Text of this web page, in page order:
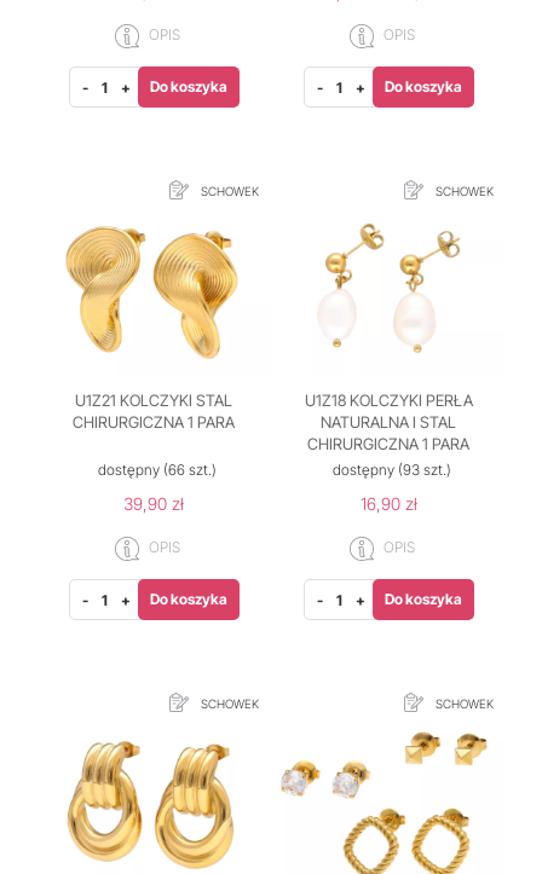
OPIS
- + Do koszyka
OPIS
- + Do koszyka
SCHOWEK
U1Z21 KOLCZYKI STAL
CHIRURGICZNA 1 PARA
dostępny(66 szt.)
39,90 zł
OPIS
- + Do koszyka
SCHOWEK
U1Z18 KOLCZYKI PERŁA
NATURALNA I STAL
CHIRURGICZNA 1 PARA
dostępny(93 szt.)
16,90 zł
OPIS
- + Do koszyka
SCHOWEK SCHOWEK